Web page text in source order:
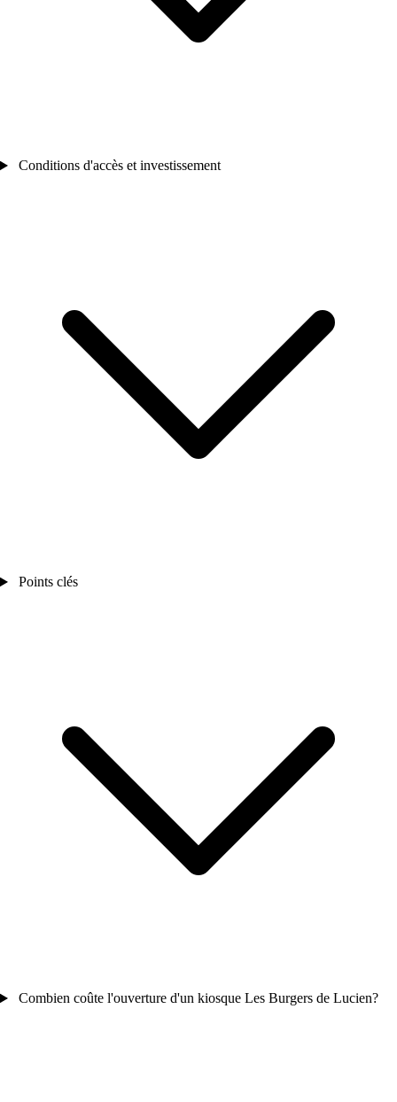
Conditions d'accès et investissement
Points clés
Combien coûte l'ouverture d'un kiosque Les Burgers de Lucien?